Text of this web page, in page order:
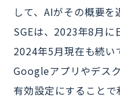
して、AIがその概要を
SGEは、2023年8月に
2024年5月現在も続い
Googleアプリやデス
有効設定にすること